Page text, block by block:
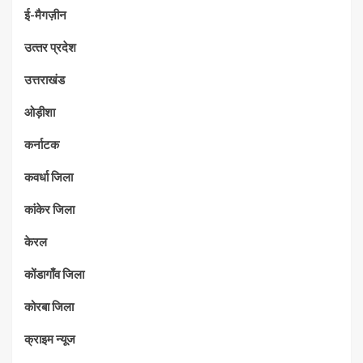
ई-मैगज़ीन
उत्‍तर प्रदेश
उत्तराखंड
ओड़ीशा
कर्नाटक
कवर्धा जिला
कांकेर जिला
केरल
कोंडागाँव जिला
कोरबा जिला
क्राइम न्यूज